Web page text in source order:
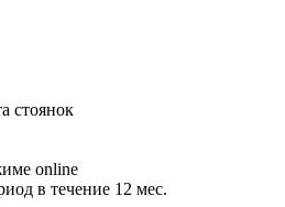
стоянок
online
в течение 12 мес.